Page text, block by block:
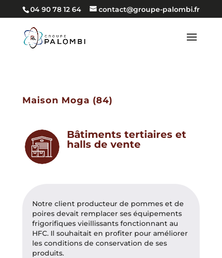
04 90 78 12 64 contact@groupe-palombi.fr
Maison Moga (84)
Bâtiments tertiaires et
halls de vente
Notre client producteur de pommes et de
poires devait remplacer ses équipements
frigorifiques vieillissants fonctionnant au
HFC. Il souhaitait en profiter pour améliorer
les conditions de conservation de ses
produits.